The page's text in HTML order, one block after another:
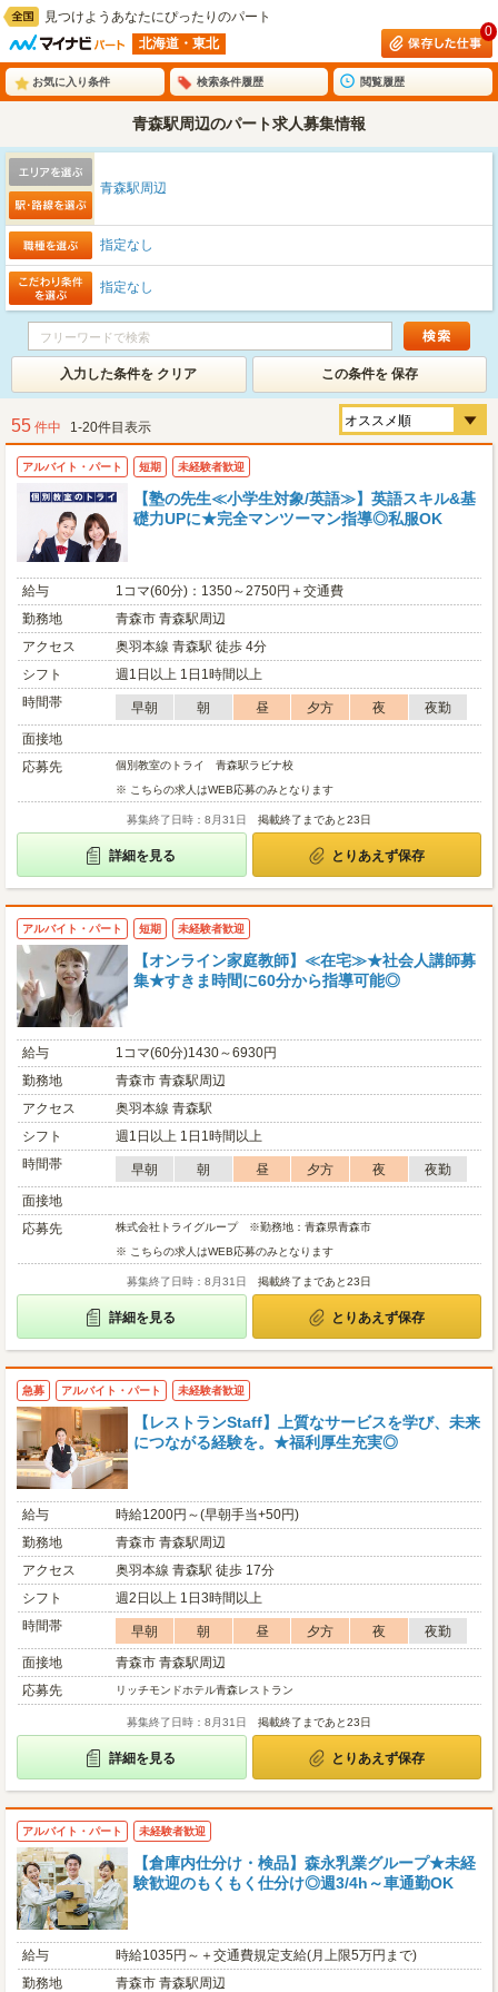
見つけようあなたにぴったりのパート
北海道・東北
0
お気に入り条件 検索条件履歴 閲覧履歴
青森駅周辺のパート求人募集情報
青森駅周辺
指定なし
指定なし
入力した条件を クリア この条件を 保存
55 件中 1-20件目表示
アルバイト・パート 短期 未経験者歓迎
【塾の先生≪小学生対象/英語≫】英語スキル&基
礎力UPに★完全マンツーマン指導◎私服OK
給与
1コマ(60分)：1350～2750円＋交通費
勤務地
青森市 青森駅周辺
アクセス
奥羽本線 青森駅 徒歩 4分
シフト
週1日以上 1日1時間以上
時間帯
早朝 朝 昼 夕方 夜
夜勤
面接地
応募先
個別教室のトライ 青森駅ラビナ校
※ こちらの求人はWEB応募のみとなります
募集終了日時：8月31日 掲載終了まであと23日
詳細を見る とりあえず保存
アルバイト・パート 短期 未経験者歓迎
【オンライン家庭教師】≪在宅≫★社会人講師募
集★すきま時間に60分から指導可能◎
給与
1コマ(60分)1430～6930円
勤務地
青森市 青森駅周辺
アクセス
奥羽本線 青森駅
シフト
週1日以上 1日1時間以上
時間帯
早朝 朝 昼 夕方 夜
夜勤
面接地
応募先
株式会社トライグループ ※勤務地：青森県青森市
※ こちらの求人はWEB応募のみとなります
募集終了日時：8月31日 掲載終了まであと23日
詳細を見る とりあえず保存
急募 アルバイト・パート 未経験者歓迎
【レストランStaff】上質なサービスを学び、未来
につながる経験を。★福利厚生充実◎
給与
時給1200円～(早朝手当+50円)
勤務地
青森市 青森駅周辺
アクセス
奥羽本線 青森駅 徒歩 17分
シフト
週2日以上 1日3時間以上
時間帯
早朝 朝 昼 夕方 夜
夜勤
面接地
青森市 青森駅周辺
応募先
リッチモンドホテル青森レストラン
募集終了日時：8月31日 掲載終了まであと23日
詳細を見る とりあえず保存
アルバイト・パート 未経験者歓迎
【倉庫内仕分け・検品】森永乳業グループ★未経
験歓迎のもくもく仕分け◎週3/4h～車通勤OK
給与
時給1035円～＋交通費規定支給(月上限5万円まで)
勤務地
青森市 青森駅周辺